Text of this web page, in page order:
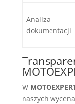
Analiza
dokumentacji
W
naszych